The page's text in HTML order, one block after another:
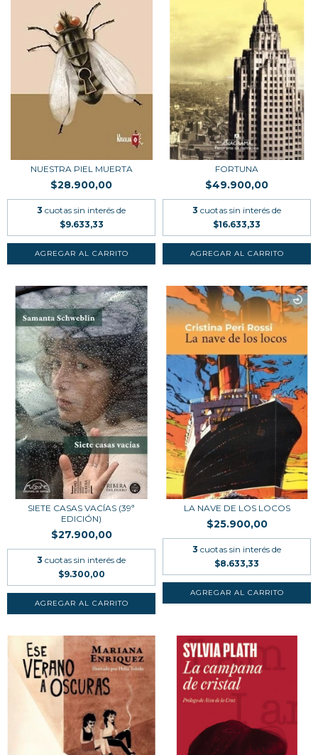
NUESTRA PIEL MUERTA
$28.900,00
3 cuotas sin interés de
$9.633,33
FORTUNA
$49.900,00
3 cuotas sin interés de
$16.633,33
SIETE CASAS VACÍAS (39ª
EDICIÓN)
$27.900,00
3 cuotas sin interés de
$9.300,00
LA NAVE DE LOS LOCOS
$25.900,00
3 cuotas sin interés de
$8.633,33